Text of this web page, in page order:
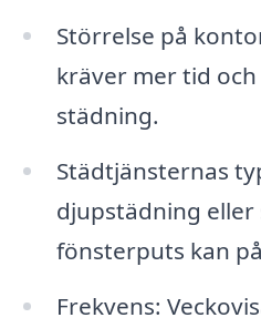
Störrelse på
kräver mer tid
städning.
Städtjänsternas
djupstädning
fönsterputs kan
Frekvens: